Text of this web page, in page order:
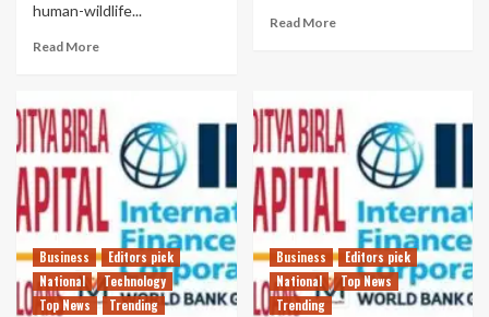
human-wildlife...
Read More
Read More
Business
Editors pick
National
Technology
Top News
Trending
Business
Editors pick
National
Top News
Trending